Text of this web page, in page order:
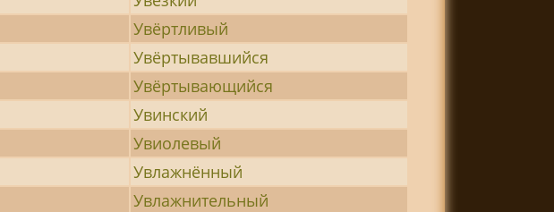
Увёртливый
Увёртывавшийся
Увёртывающийся
Увинский
Увиолевый
Увлажнённый
Увлажнительный